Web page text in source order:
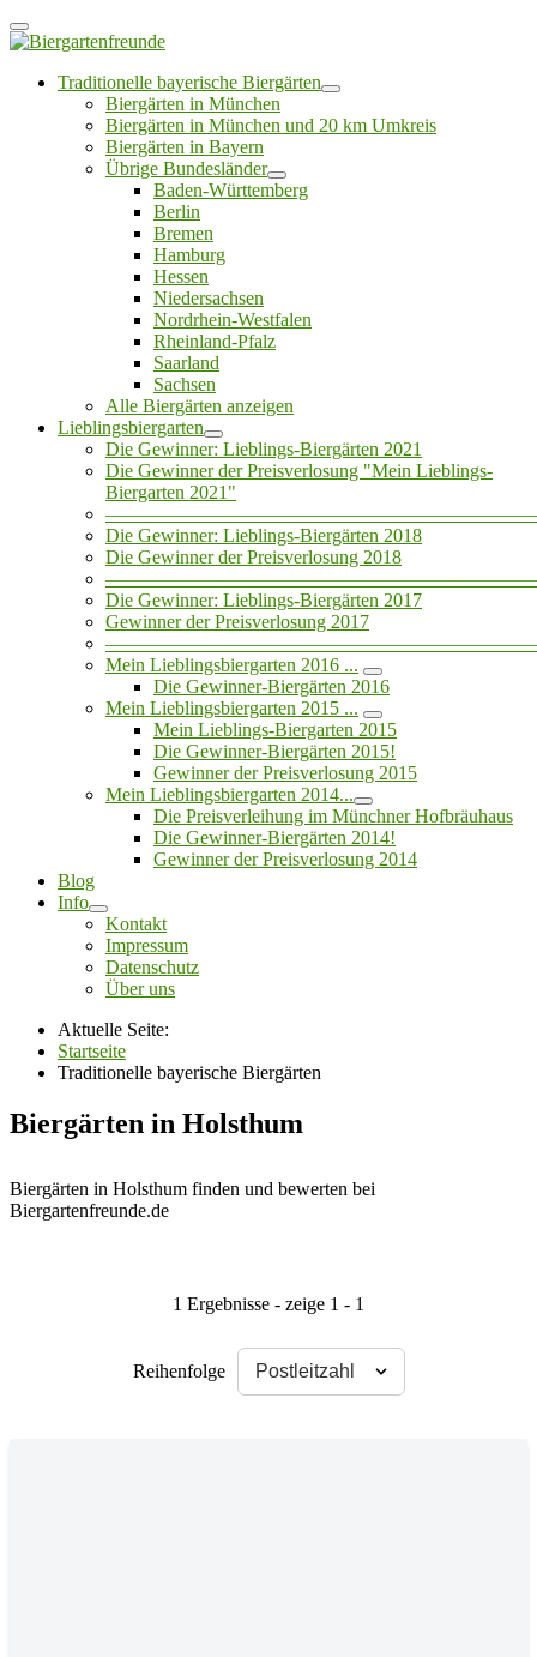
Traditionelle bayerische Biergärten
Biergärten in München
Biergärten in München und 20 km Umkreis
Biergärten in Bayern
Übrige Bundesländer
Baden-Württemberg
Berlin
Bremen
Hamburg
Hessen
Niedersachsen
Nordrhein-Westfalen
Rheinland-Pfalz
Saarland
Sachsen
Alle Biergärten anzeigen
Lieblingsbiergarten
Die Gewinner: Lieblings-Biergärten 2021
Die Gewinner der Preisverlosung "Mein Lieblings-
Biergarten 2021"
Die Gewinner: Lieblings-Biergärten 2018
Die Gewinner der Preisverlosung 2018
Die Gewinner: Lieblings-Biergärten 2017
Gewinner der Preisverlosung 2017
Mein Lieblingsbiergarten 2016 ...
Die Gewinner-Biergärten 2016
Mein Lieblingsbiergarten 2015 ...
Mein Lieblings-Biergarten 2015
Die Gewinner-Biergärten 2015!
Gewinner der Preisverlosung 2015
Mein Lieblingsbiergarten 2014...
Die Preisverleihung im Münchner Hofbräuhaus
Die Gewinner-Biergärten 2014!
Gewinner der Preisverlosung 2014
Blog
Info
Kontakt
Impressum
Datenschutz
Über uns
Aktuelle Seite:
Startseite
Traditionelle bayerische Biergärten
Biergärten in Holsthum
Biergärten in Holsthum finden und bewerten bei
Biergartenfreunde.de
1 Ergebnisse - zeige 1 - 1
Reihenfolge